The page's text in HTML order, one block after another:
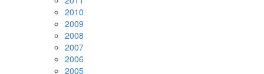
2010
2009
2008
2007
2006
2005